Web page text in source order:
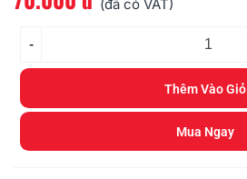
(đã có VAT)
-
Thêm Vào Giỏ
Mua Ngay